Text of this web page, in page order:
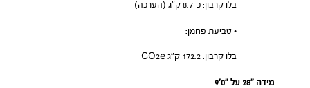
בלו קרבון: כ-8.7 ק”ג (הערכה)
• טביעת פחמן:
בלו קרבון: 172.2 ק”ג CO2e
מידה ״28 על ״0׳9